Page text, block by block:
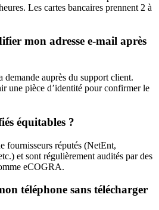
Les cartes bancaires prennent 2 à
mon adresse e-mail après
auprès du support client.
une pièce d’identité pour confirmer le
équitables ?
fournisseurs réputés (NetEnt,
et sont régulièrement audités par des
eCOGRA.
téléphone sans télécharger